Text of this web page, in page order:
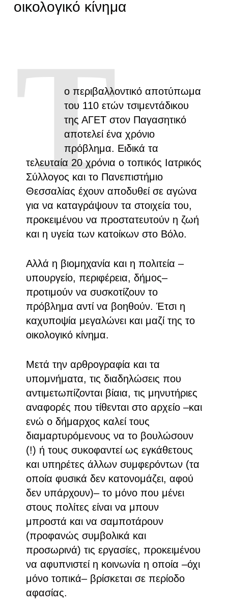
οικολογικό κίνημα
Τ
ο περιβαλλοντικό αποτύπωμα
του 110 ετών τσιμεντάδικου
της ΑΓΕΤ στον Παγασητικό
αποτελεί ένα χρόνιο
πρόβλημα. Ειδικά τα
τελευταία 20 χρόνια ο τοπικός Ιατρικός
Σύλλογος και το Πανεπιστήμιο
Θεσσαλίας έχουν αποδυθεί σε αγώνα
για να καταγράψουν τα στοιχεία του,
προκειμένου να προστατευτούν η ζωή
και η υγεία των κατοίκων στο Βόλο.
Αλλά η βιομηχανία και η πολιτεία –
υπουργείο, περιφέρεια, δήμος–
προτιμούν να συσκοτίζουν το
πρόβλημα αντί να βοηθούν. Έτσι η
καχυποψία μεγαλώνει και μαζί της το
οικολογικό κίνημα.
Μετά την αρθρογραφία και τα
υπομνήματα, τις διαδηλώσεις που
αντιμετωπίζονται βίαια, τις μηνυτήριες
αναφορές που τίθενται στο αρχείο –και
ενώ ο δήμαρχος καλεί τους
διαμαρτυρόμενους να το βουλώσουν
(!) ή τους συκοφαντεί ως εγκάθετους
και υπηρέτες άλλων συμφερόντων (τα
οποία φυσικά δεν κατονομάζει, αφού
δεν υπάρχουν)– το μόνο που μένει
στους πολίτες είναι να μπουν
μπροστά και να σαμποτάρουν
(προφανώς συμβολικά και
προσωρινά) τις εργασίες, προκειμένου
να αφυπνιστεί η κοινωνία η οποία –όχι
μόνο τοπικά– βρίσκεται σε περίοδο
αφασίας.